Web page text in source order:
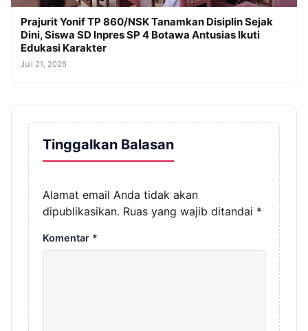
Prajurit Yonif TP 860/NSK Tanamkan Disiplin Sejak
Dini, Siswa SD Inpres SP 4 Botawa Antusias Ikuti
Edukasi Karakter
Juli 21, 2026
Tinggalkan Balasan
Alamat email Anda tidak akan
dipublikasikan. Ruas yang wajib ditandai *
Komentar *